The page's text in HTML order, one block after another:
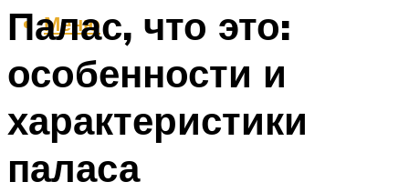
Меню
Палас, что это:
особенности и
характеристики
паласа